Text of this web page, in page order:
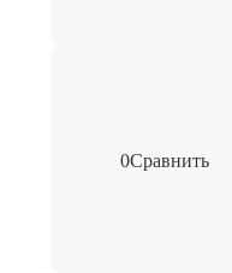
0Сравнить